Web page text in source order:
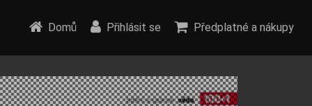
Domů Přihlásit se Předplatné a nákupy